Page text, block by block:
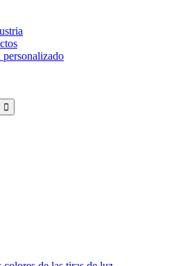
personalizado